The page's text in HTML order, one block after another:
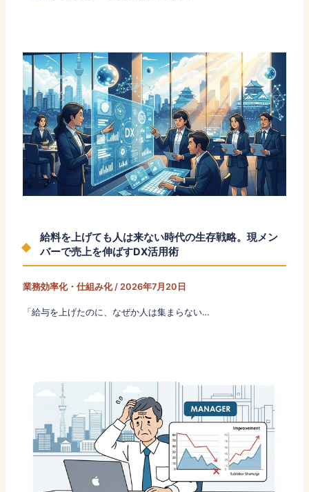
給料を上げても人は来ない時代の生存戦略。現メン
バーで売上を伸ばすDX活用術
業務効率化・仕組み化/ 2026年7月20日
「給与を上げたのに、なぜか人は集まらない…